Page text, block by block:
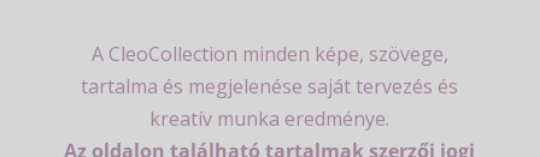
A CleoCollection minden képe, szövege,
tartalma és megjelenése saját tervezés és
kreatív munka eredménye.
Az oldalon található tartalmak szerzői jogi